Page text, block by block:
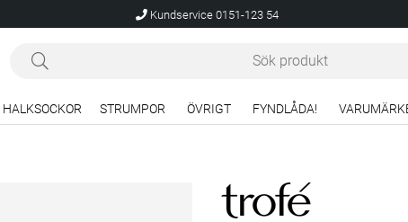
Kundservice 0151-123 54
HALKSOCKOR STRUMPOR ÖVRIGT FYNDLÅDA!